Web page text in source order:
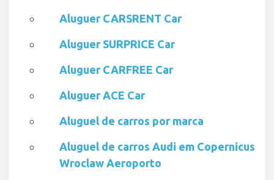
Aluguer CARSRENT Car
Aluguer SURPRICE Car
Aluguer CARFREE Car
Aluguer ACE Car
Aluguel de carros por marca
Aluguel de carros Audi em Copernicus
Wroclaw Aeroporto